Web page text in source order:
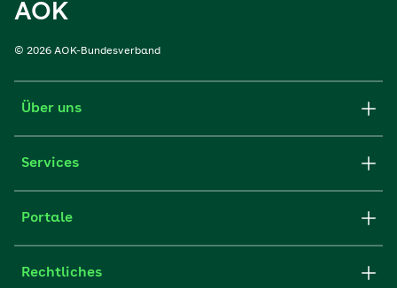
AOK
© 2026 AOK-Bundesverband
Über uns
Services
Portale
Rechtliches